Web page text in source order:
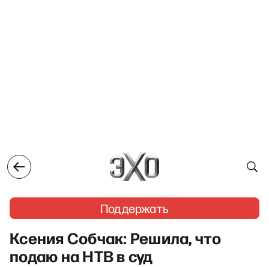
Поддержать
Ксения Собчак: Решила, что
подаю на НТВ в суд